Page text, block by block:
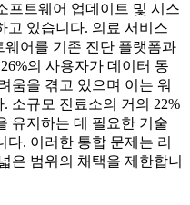
프트웨어 업데이트 및 시스
고 있습니다. 의료 서비스
웨어를 기존 진단 플랫폼과
의 사용자가 데이터 동
움을 겪고 있으며 이는 워
소규모 진료소의 거의 22%
유지하는 데 필요한 기술
. 이러한 통합 문제는 리
은 범위의 채택을 제한합니